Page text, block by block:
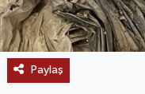
Paylaş
KEŞFET
POPÜLER